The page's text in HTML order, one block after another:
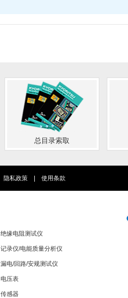
总目录索取
隐私政策 使用条款
绝缘电阻测试仪
记录仪/电能质量分析仪
漏电/回路/安规测试仪
电压表
传感器